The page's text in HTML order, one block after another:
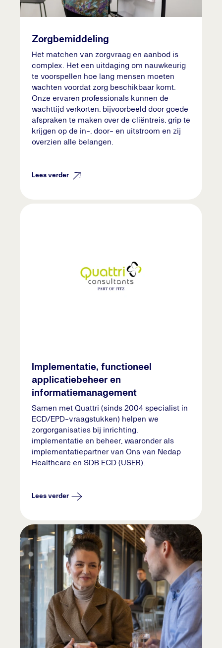
Zorgbemiddeling
Het matchen van zorgvraag en aanbod is
complex. Het een uitdaging om nauwkeurig
te voorspellen hoe lang mensen moeten
wachten voordat zorg beschikbaar komt.
Onze ervaren professionals kunnen de
wachttijd verkorten, bijvoorbeeld door goede
afspraken te maken over de cliëntreis, grip te
krijgen op de in-, door- en uitstroom en zij
overzien alle belangen.
Lees verder
Implementatie, functioneel
applicatiebeheer en
informatiemanagement
Samen met Quattri (sinds 2004 specialist in
ECD/EPD-vraagstukken) helpen we
zorgorganisaties bij inrichting,
implementatie en beheer, waaronder als
implementatiepartner van Ons van Nedap
Healthcare en SDB ECD (USER).
Lees verder